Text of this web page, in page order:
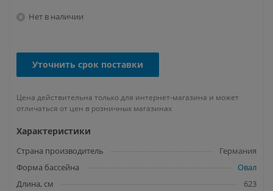
Нет в наличии
Уточнить срок поставки
Цена действительна только для интернет-магазина и может
отличаться от цен в розничных магазинах
Характеристики
Страна производитель
Германия
Форма бассейна
Овал
Длина, см
623